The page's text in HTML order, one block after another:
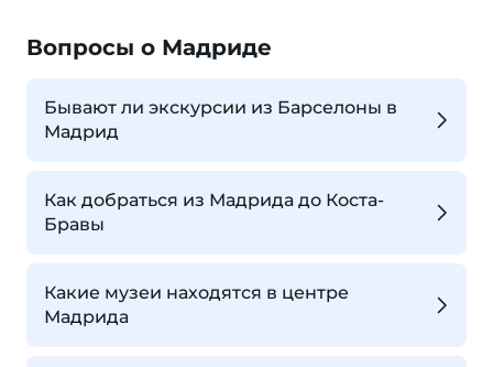
Вопросы о Мадриде
Бывают ли экскурсии из Барселоны в
Мадрид
Как добраться из Мадрида до Коста-
Бравы
Какие музеи находятся в центре
Мадрида